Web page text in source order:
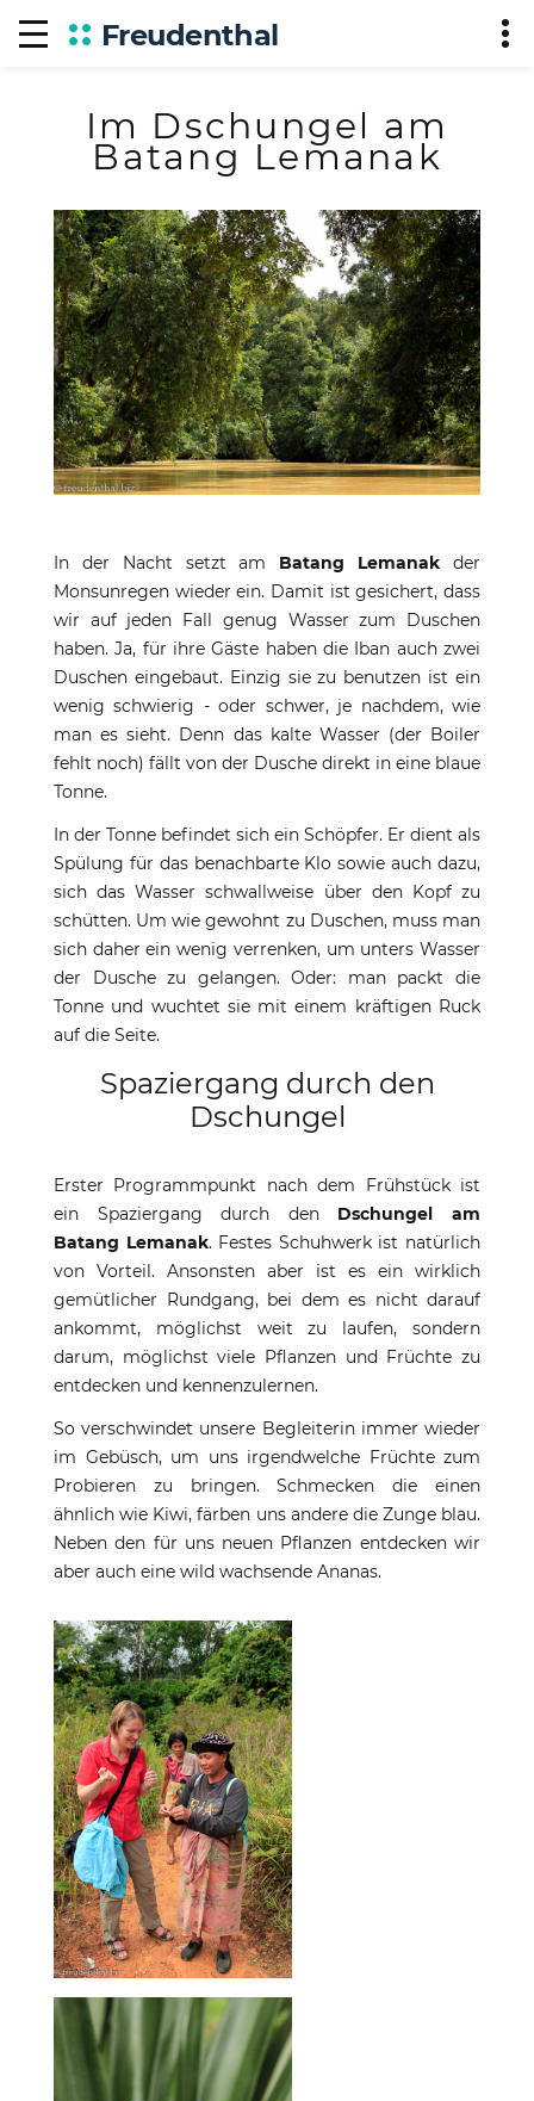
Freudenthal
Im Dschungel am
Batang Lemanak
In der Nacht setzt am Batang Lemanak der
Monsunregen wieder ein. Damit ist gesichert, dass
wir auf jeden Fall genug Wasser zum Duschen
haben. Ja, für ihre Gäste haben die Iban auch zwei
Duschen eingebaut. Einzig sie zu benutzen ist ein
wenig schwierig - oder schwer, je nachdem, wie
man es sieht. Denn das kalte Wasser (der Boiler
fehlt noch) fällt von der Dusche direkt in eine blaue
Tonne.
In der Tonne befindet sich ein Schöpfer. Er dient als
Spülung für das benachbarte Klo sowie auch dazu,
sich das Wasser schwallweise über den Kopf zu
schütten. Um wie gewohnt zu Duschen, muss man
sich daher ein wenig verrenken, um unters Wasser
der Dusche zu gelangen. Oder: man packt die
Tonne und wuchtet sie mit einem kräftigen Ruck
auf die Seite.
Spaziergang durch den
Dschungel
Erster Programmpunkt nach dem Frühstück ist
ein Spaziergang durch den Dschungel am
Batang Lemanak. Festes Schuhwerk ist natürlich
von Vorteil. Ansonsten aber ist es ein wirklich
gemütlicher Rundgang, bei dem es nicht darauf
ankommt, möglichst weit zu laufen, sondern
darum, möglichst viele Pflanzen und Früchte zu
entdecken und kennenzulernen.
So verschwindet unsere Begleiterin immer wieder
im Gebüsch, um uns irgendwelche Früchte zum
Probieren zu bringen. Schmecken die einen
ähnlich wie Kiwi, färben uns andere die Zunge blau.
Neben den für uns neuen Pflanzen entdecken wir
aber auch eine wild wachsende Ananas.